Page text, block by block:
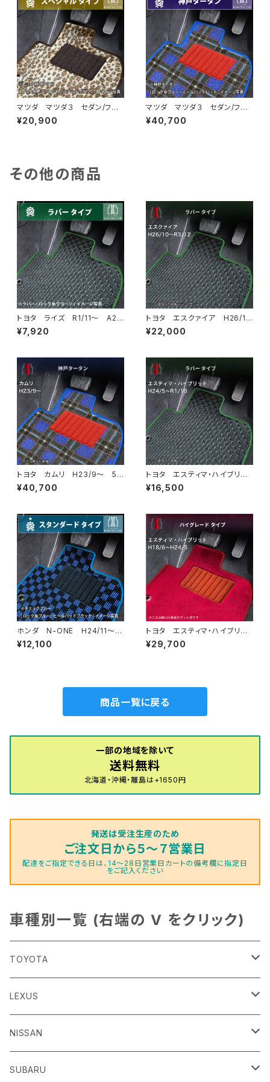
マツダ マツダ３ セダン/ファ
ストバック R1/5〜 BP系 フ
ロアマット一式 カーマット ス
¥20,900
マツダ マツダ３ セダン/ファ
ストバック R1/5〜 BP系 フ
ロアマット一式 カーマット 神
¥40,700
その他の商品
トヨタ ライズ R1/11〜 A20
0系 フロアマット一式 カーマ
ット 防水 ラバータイプ
¥7,920
トヨタ エスクァイア H26/1
0〜R3/12 80系 フロアマッ
ト一式 カーマット 防水 ラバ
¥22,000
トヨタ カムリ H23/9〜 5
0/70系 フロアマット一式 カ
ーマット 神戸タータン 特別
¥40,700
トヨタ エスティマ・ハイブリッ
ド H24/5〜R1/10（後期） 20
系 フロアマット一式 カーマッ
¥16,500
ホンダ N-ONE H24/11〜R
2/3 JG1・JG2 フロアマット
一式 カーマット スタンダード
¥12,100
トヨタ エスティマ・ハイブリッ
ド H18/6〜H24/5（前期） 2
0系 フロアマット一式 カーマ
¥29,700
商品一覧に戻る
一部の地域を除いて
送料無料
北海道・沖縄・離島は+1650円
発送は受注生産のため
ご注文日から５～７営業日
配達をご指定できる日は、14～28日営業日カートの備考欄に指定日
をご記入ください
車種別一覧 (右端の V をクリック)
TOYOTA
86
H24/4～R3/8 ZN6
GR86
R3/10～ ZN8
ｂＢ
LEXUS
ＣＴ
H23/1～R4/11
ＥＳ
NISSAN
ＡＤ
SUBARU